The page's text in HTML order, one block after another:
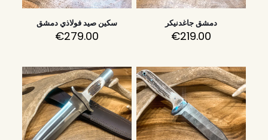
دمشق جاغدنيكر
€219.00
سكين صيد فولاذي دمشق
€279.00